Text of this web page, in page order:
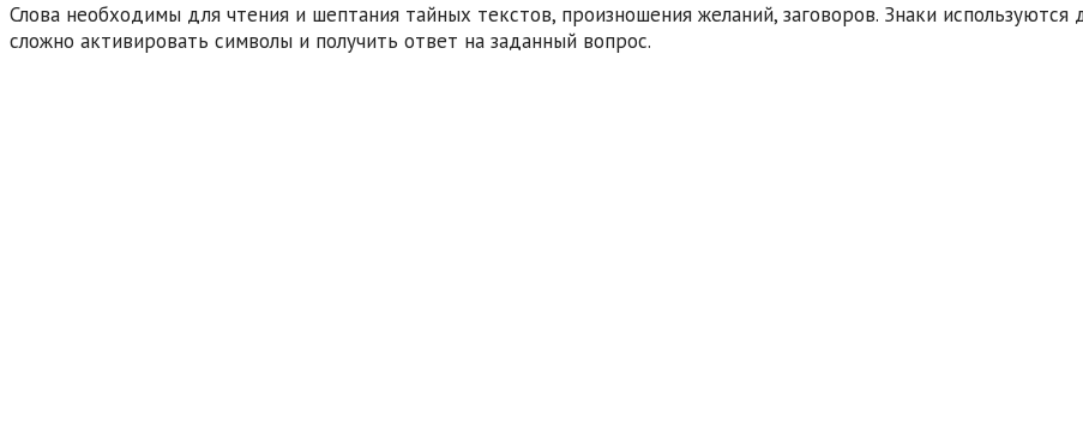
Слова необходимы для чтения и шептания тайных текстов, произношения желаний, заговоров. Знаки
сложно активировать символы и получить ответ на заданный вопрос.